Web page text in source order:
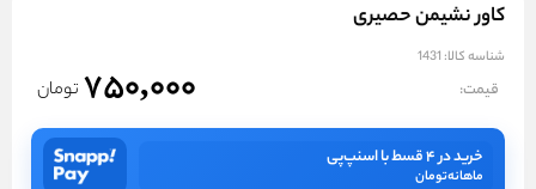
کاور نشیمن حصیری
شناسه کالا: 1431
قیمت: 750,000 تومان
خرید در ۴ قسط با اسنپ‌پی
ماهانهتومان